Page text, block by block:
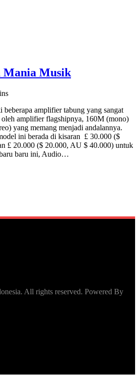
Mania Musik
amplifier tabung yang sangat
amplifier flagshipnya, 160M (mono)
yang memang menjadi andalannya.
ini berada di kisaran £ 30.000 ($
£ 20.000 ($ 20.000, AU $ 40.000) untuk
baru ini, Audio…
All rights reserved. Powered By